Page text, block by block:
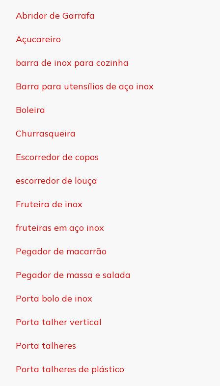
Abridor de Garrafa
Açucareiro
barra de inox para cozinha
Barra para utensílios de aço inox
Boleira
Churrasqueira
Escorredor de copos
escorredor de louça
Fruteira de inox
fruteiras em aço inox
Pegador de macarrão
Pegador de massa e salada
Porta bolo de inox
Porta talher vertical
Porta talheres
Porta talheres de plástico